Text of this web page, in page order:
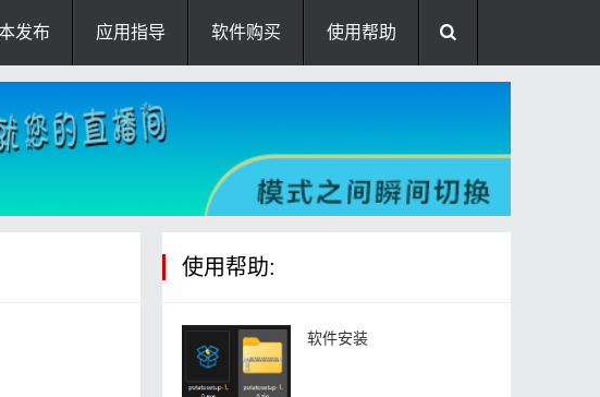
发布 应用指导 软件购买 使用帮助
使用帮助:
软件安装